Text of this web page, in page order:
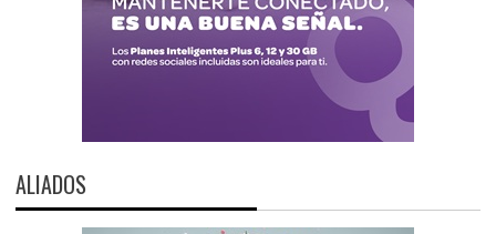
ALIADOS